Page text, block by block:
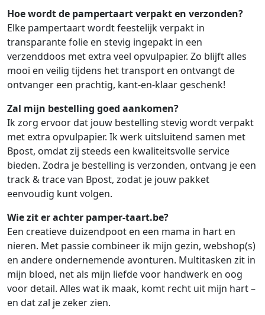
Hoe wordt de pampertaart verpakt en verzonden?
Elke pampertaart wordt feestelijk verpakt in
transparante folie en stevig ingepakt in een
verzenddoos met extra veel opvulpapier. Zo blijft alles
mooi en veilig tijdens het transport en ontvangt de
ontvanger een prachtig, kant-en-klaar geschenk!
Zal mijn bestelling goed aankomen?
Ik zorg ervoor dat jouw bestelling stevig wordt verpakt
met extra opvulpapier. Ik werk uitsluitend samen met
Bpost, omdat zij steeds een kwaliteitsvolle service
bieden. Zodra je bestelling is verzonden, ontvang je een
track & trace van Bpost, zodat je jouw pakket
eenvoudig kunt volgen.
Wie zit er achter pamper-taart.be?
Een creatieve duizendpoot en een mama in hart en
nieren. Met passie combineer ik mijn gezin, webshop(s)
en andere ondernemende avonturen. Multitasken zit in
mijn bloed, net als mijn liefde voor handwerk en oog
voor detail. Alles wat ik maak, komt recht uit mijn hart –
en dat zal je zeker zien.